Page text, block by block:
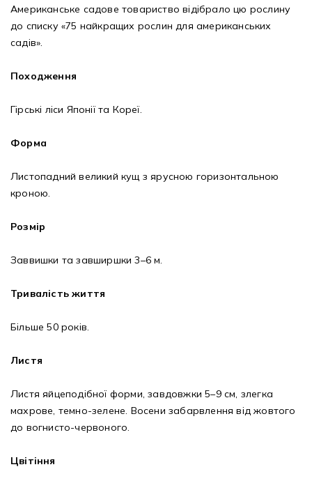
Американське садове товариство відібрало цю рослину
до списку «75 найкращих рослин для американських
садів».
Походження
Гірські ліси Японії та Кореї.
Форма
Листопадний великий кущ з ярусною горизонтальною
кроною.
Розмір
Заввишки та завширшки 3–6 м.
Тривалість життя
Більше 50 років.
Листя
Листя яйцеподібної форми, завдовжки 5–9 см, злегка
махрове, темно-зелене. Восени забарвлення від жовтого
до вогнисто-червоного.
Цвітіння